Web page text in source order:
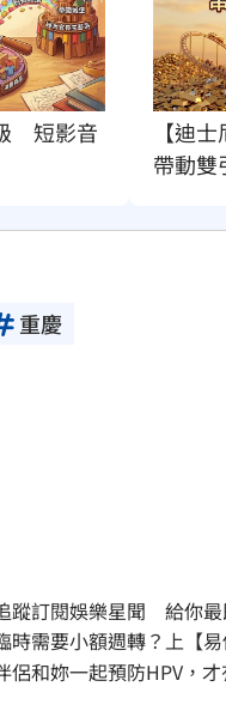
　短影音
【迪
帶動雙
重慶
蹤訂閱娛樂星聞 給你最
時需要小額週轉？上【
侶和妳一起預防HPV，